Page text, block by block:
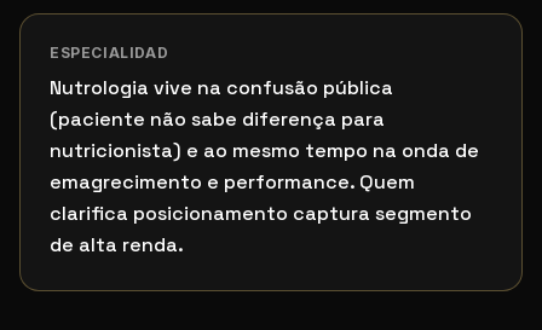
ESPECIALIDAD
Nutrologia vive na confusão pública
(paciente não sabe diferença para
nutricionista) e ao mesmo tempo na onda de
emagrecimento e performance. Quem
clarifica posicionamento captura segmento
de alta renda.